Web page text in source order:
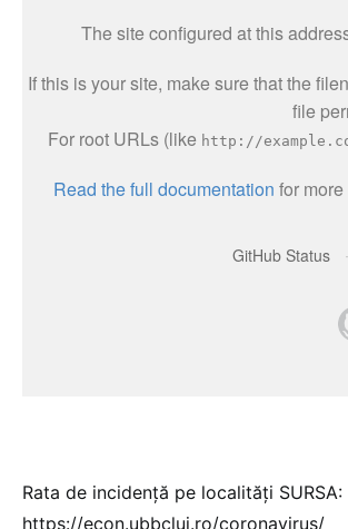
Rata de incidență pe localități SURSA:
https://econ.ubbcluj.ro/coronavirus/